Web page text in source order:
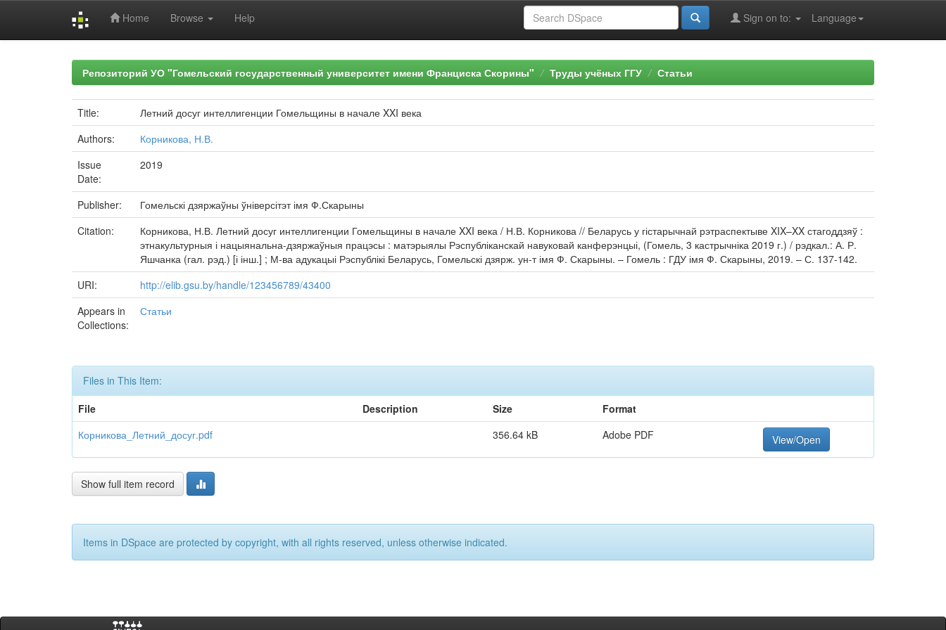
Home Browse Help Language
Sign on to:
Репозиторий УО "Гомельский государственный университет имени Франциска Скорины" Труды учёных ГГУ Статьи
Title:
Летний досуг интеллигенции Гомельщины в начале XXI века
Authors:
Корникова, Н.В.
Issue
Date:
2019
Publisher:
Гомельскі дзяржаўны ўніверсітэт імя Ф.Скарыны
Citation:
Корникова, Н.В. Летний досуг интеллигенции Гомельщины в начале XXI века / Н.В. Корникова // Беларусь у гістарычнай рэтраспектыве XIX–XX стагоддзяў :
этнакультурныя і нацыянальна-дзяржаўныя працэсы : матэрыялы Рэспубліканскай навуковай канферэнцыі, (Гомель, 3 кастрычніка 2019 г.) / рэдкал.: А. Р.
Яшчанка (гал. рэд.) [і інш.] ; М-ва адукацыі Рэспублікі Беларусь, Гомельскі дзярж. ун-т імя Ф. Скарыны. – Гомель : ГДУ імя Ф. Скарыны, 2019. – С. 137-142.
URI:
http://elib.gsu.by/handle/123456789/43400
Appears in
Collections:
Статьи
Files in This Item:
File
Description Size
Format
Корникова_Летний_досуг.pdf
356.64 kB Adobe PDF View/Open
Show full item record
Items in DSpace are protected by copyright, with all rights reserved, unless otherwise indicated.